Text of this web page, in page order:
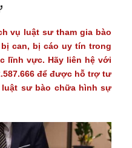
vụ luật sư tham gia bào
can, bị cáo uy tín trong
lĩnh vực. Hãy liên hệ với
để được hỗ trợ tư
sư bào chữa hình sự